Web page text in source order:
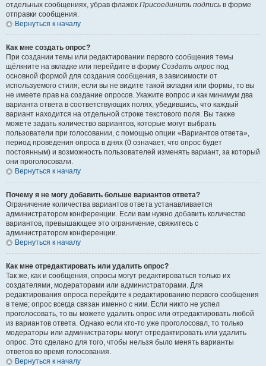
отдельных сообщениях, убрав флажок Присоединить подпись в форме
отправки сообщения.
Вернуться к началу
Как мне создать опрос?
При создании темы или редактировании первого сообщения темы
щёлкните на вкладке или перейдите в форму Создать опрос под
основной формой для создания сообщения, в зависимости от
используемого стиля; если вы не видите такой вкладки или формы, то вы
не имеете прав на создание опросов. Укажите вопрос и как минимум два
варианта ответа в соответствующих полях, убедившись, что каждый
вариант находится на отдельной строке текстового поля. Вы также
можете задать количество вариантов, которые могут выбрать
пользователи при голосовании, с помощью опции «Вариантов ответа»,
период проведения опроса в днях (0 означает, что опрос будет
постоянным) и возможность пользователей изменять вариант, за который
они проголосовали.
Вернуться к началу
Почему я не могу добавить больше вариантов ответа?
Ограничение количества вариантов ответа устанавливается
администратором конференции. Если вам нужно добавить количество
вариантов, превышающее это ограничение, свяжитесь с
администратором конференции.
Вернуться к началу
Как мне отредактировать или удалить опрос?
Так же, как и сообщения, опросы могут редактироваться только их
создателями, модераторами или администраторами. Для
редактирования опроса перейдите к редактированию первого сообщения
в теме; опрос всегда связан именно с ним. Если никто не успел
проголосовать, то вы можете удалить опрос или отредактировать любой
из вариантов ответа. Однако если кто-то уже проголосовал, то только
модераторы или администраторы могут отредактировать или удалить
опрос. Это сделано для того, чтобы нельзя было менять варианты
ответов во время голосования.
Вернуться к началу